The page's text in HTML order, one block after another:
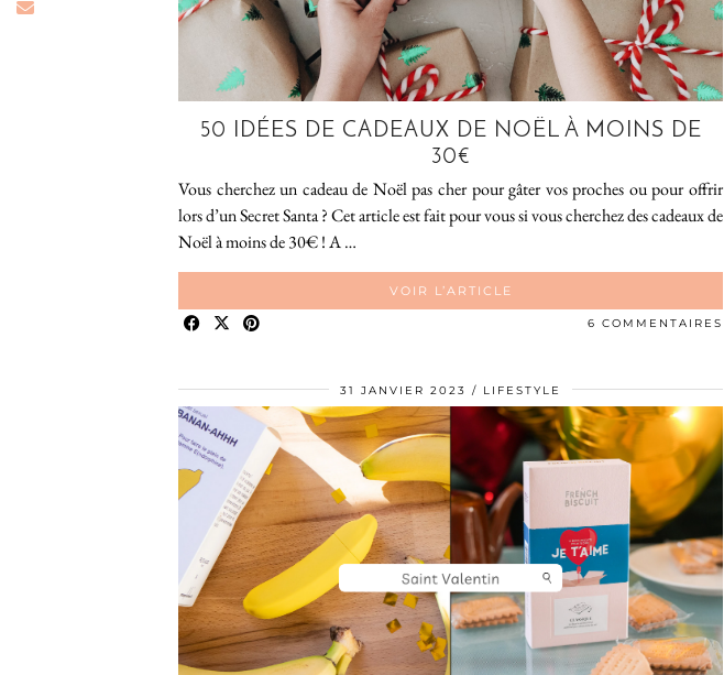
50 IDÉES DE CADEAUX DE NOËL À MOINS DE
30€
Vous cherchez un cadeau de Noël pas cher pour gâter vos proches ou pour offrir
lors d’un Secret Santa ? Cet article est fait pour vous si vous cherchez des cadeaux de
Noël à moins de 30€ ! A …
VOIR L’ARTICLE
6 COMMENTAIRES
31 JANVIER 2023 LIFESTYLE